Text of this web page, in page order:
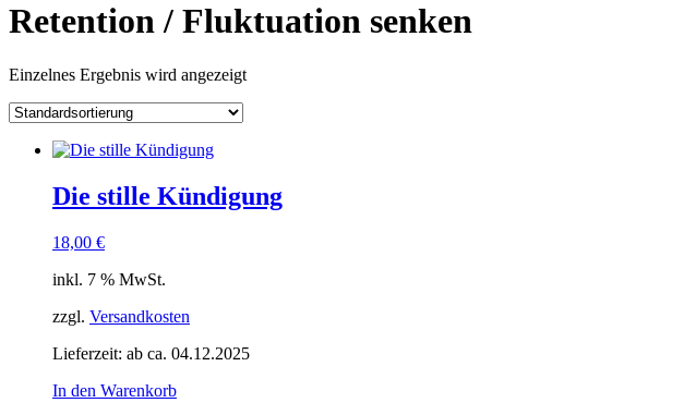
Retention / Fluktuation senken
Einzelnes Ergebnis wird angezeigt
Die stille Kündigung
18,00 €
inkl. 7 % MwSt.
zzgl. Versandkosten
Lieferzeit: ab ca. 04.12.2025
In den Warenkorb